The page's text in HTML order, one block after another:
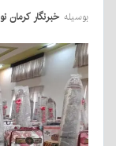
بوسیله خبرنگار کرمان نو